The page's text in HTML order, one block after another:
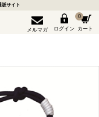
販サイト
メルマガ ログイン
0
カート